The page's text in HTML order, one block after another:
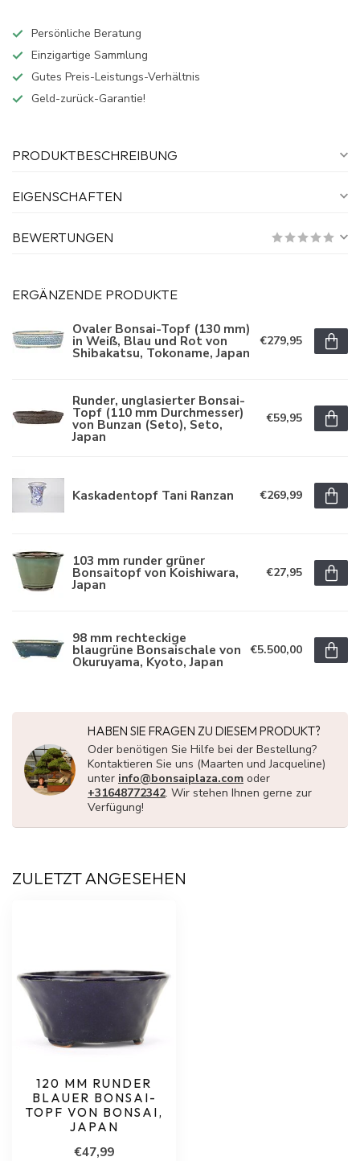
Persönliche Beratung
Einzigartige Sammlung
Gutes Preis-Leistungs-Verhältnis
Geld-zurück-Garantie!
PRODUKTBESCHREIBUNG
EIGENSCHAFTEN
BEWERTUNGEN
ERGÄNZENDE PRODUKTE
Ovaler Bonsai-Topf (130 mm)
in Weiß, Blau und Rot von
Shibakatsu, Tokoname, Japan
€279,95
Runder, unglasierter Bonsai-
Topf (110 mm Durchmesser)
von Bunzan (Seto), Seto,
Japan
€59,95
Kaskadentopf Tani Ranzan €269,99
103 mm runder grüner
Bonsaitopf von Koishiwara,
Japan
€27,95
98 mm rechteckige
blaugrüne Bonsaischale von
Okuruyama, Kyoto, Japan
€5.500,00
HABEN SIE FRAGEN ZU DIESEM PRODUKT?
Oder benötigen Sie Hilfe bei der Bestellung?
Kontaktieren Sie uns (Maarten und Jacqueline)
unter info@bonsaiplaza.com oder
+31648772342. Wir stehen Ihnen gerne zur
Verfügung!
ZULETZT ANGESEHEN
120 MM RUNDER
BLAUER BONSAI-
TOPF VON BONSAI,
JAPAN
€47,99